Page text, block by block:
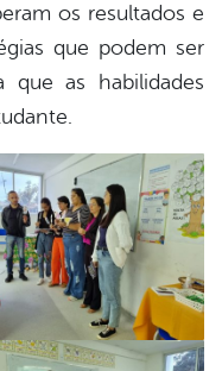
os resultados e
que podem ser
que as habilidades